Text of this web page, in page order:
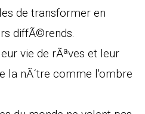
de transformer en
diffÃ©rends.
vie de rÃªves et leur
nÃ´tre comme l'ombre